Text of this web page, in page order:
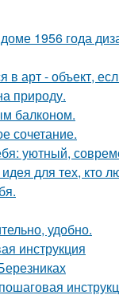
1956 года
арт - объект,
природу.
балконом.
сочетание.
уютный,
для тех, кто
удобно.
инструкция